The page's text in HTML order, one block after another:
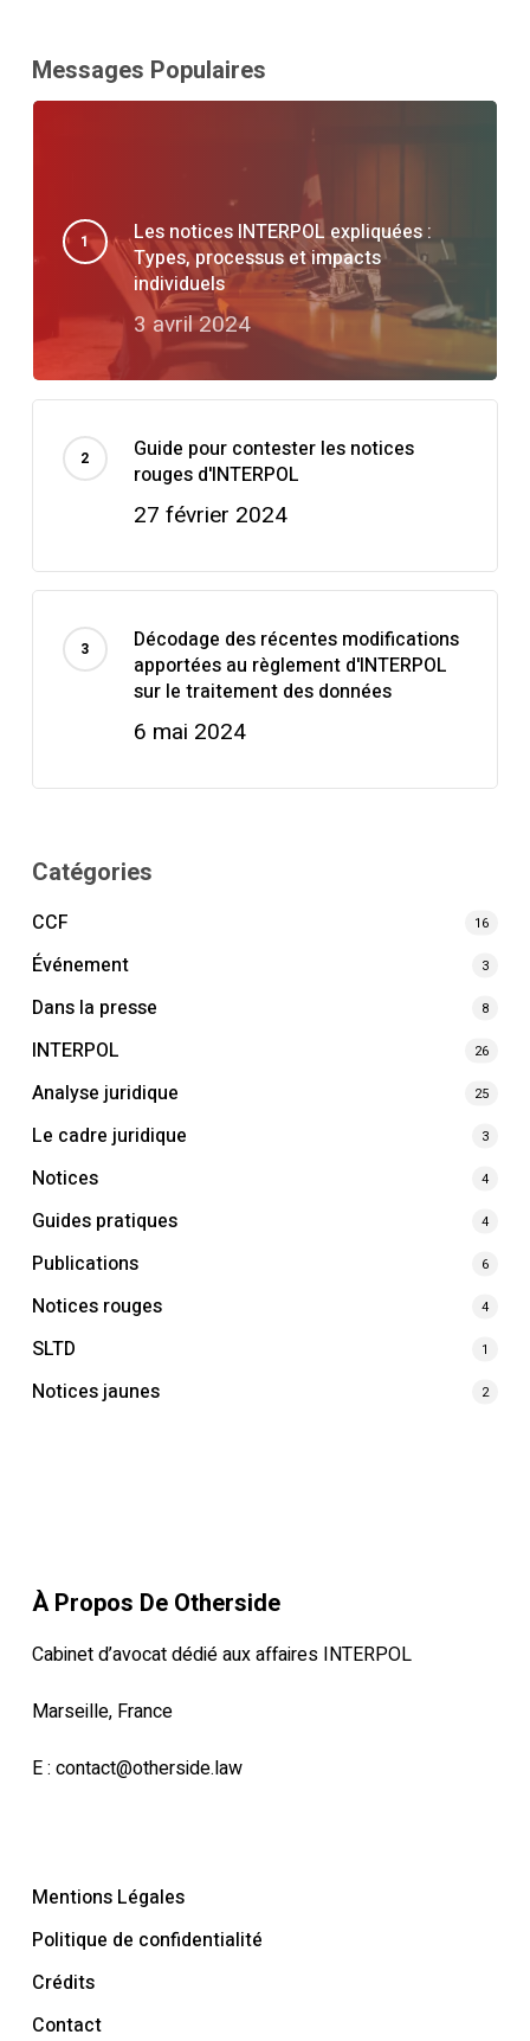
Messages Populaires
Les notices INTERPOL expliquées :
Types, processus et impacts
individuels
3 avril 2024
Guide pour contester les notices
rouges d'INTERPOL
27 février 2024
Décodage des récentes modifications
apportées au règlement d'INTERPOL
sur le traitement des données
6 mai 2024
Catégories
CCF
16
Événement 3
Dans la presse 8
INTERPOL 26
Analyse juridique 25
Le cadre juridique 3
Notices 4
Guides pratiques 4
Publications 6
Notices rouges 4
SLTD 1
Notices jaunes 2
À Propos De Otherside
Cabinet d’avocat dédié aux affaires INTERPOL
Marseille, France
E : contact@otherside.law
Mentions Légales
Politique de confidentialité
Crédits
Contact